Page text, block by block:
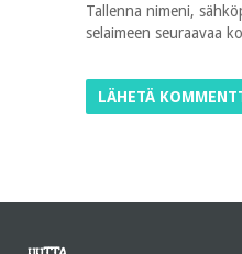
Tallenna nimeni,
selaimeen seuraavaa